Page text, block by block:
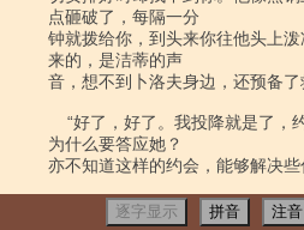
逐字显示 拼音 注音